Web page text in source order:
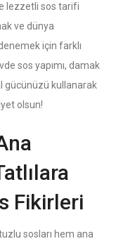
lezzetli sos tarifi
ve dünya
için farklı
sos yapımı, damak
gücünüzü kullanarak
olsun!
Fikirleri
sosları hem ana